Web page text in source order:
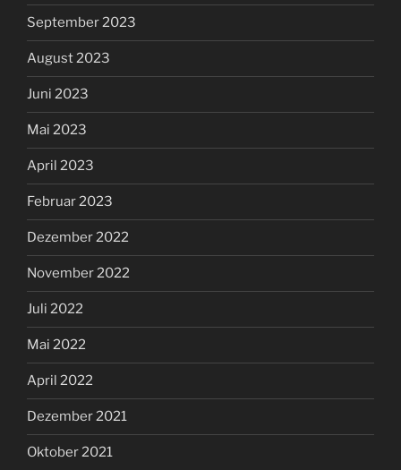
September 2023
August 2023
Juni 2023
Mai 2023
April 2023
Februar 2023
Dezember 2022
November 2022
Juli 2022
Mai 2022
April 2022
Dezember 2021
Oktober 2021